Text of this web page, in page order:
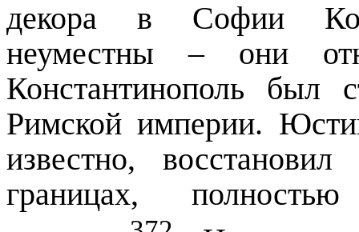
декора в Софии
неуместны – они
Константинополь был
Римской империи.
известно,
границах,